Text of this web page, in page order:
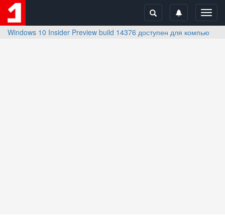
Windows 10 Insider Preview build 14376 доступен для